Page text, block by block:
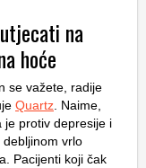
na
hoće
se važete, radije
Quartz. Naime,
je protiv depresije i
debljinom vrlo
Pacijenti koji čak